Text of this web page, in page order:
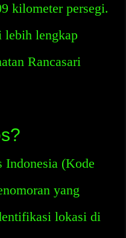
kilometer persegi.
lebih lengkap
Rancasari
Indonesia (Kode
yang
lokasi di